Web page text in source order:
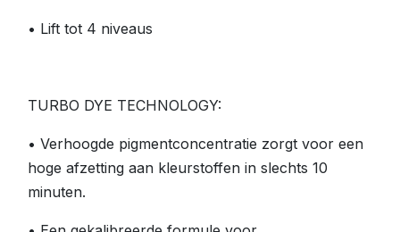
• Lift tot 4 niveaus
TURBO DYE TECHNOLOGY:
• Verhoogde pigmentconcentratie zorgt voor een
hoge afzetting aan kleurstoffen in slechts 10
minuten.